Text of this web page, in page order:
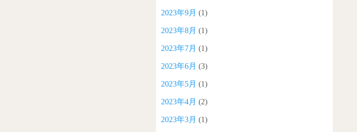
2023年9月 (1)
2023年8月 (1)
2023年7月 (1)
2023年6月 (3)
2023年5月 (1)
2023年4月 (2)
2023年3月 (1)